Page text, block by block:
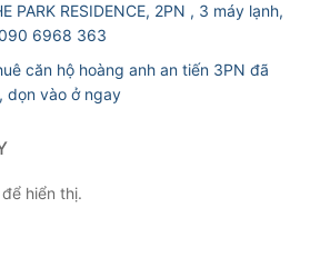
PARK RESIDENCE, 2PN , 3 máy lạnh,
6968 363
căn hộ hoàng anh an tiến 3PN đã
dọn vào ở ngay
hiển thị.